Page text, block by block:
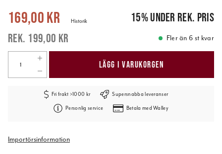
Nuvarande pris:169,00 kr 199,00 kr
169,00 kr
199,00 kr
Historik 15%under rek. pris
Fler än 6 st kvar
LÄGG I VARUKORGEN
Fri frakt >1000 kr Supersnabba leveranser
Personlig service Betala med Walley
Importörsinformation